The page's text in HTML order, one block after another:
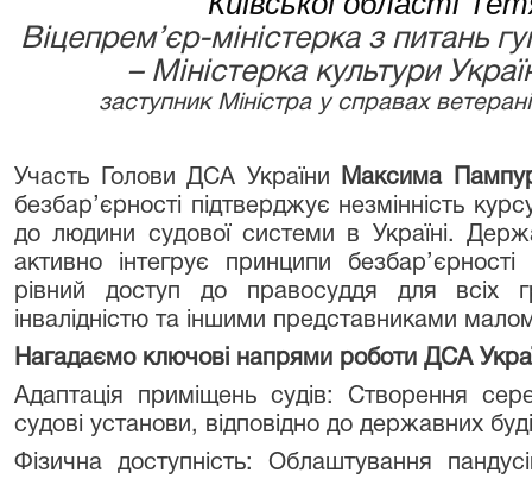
Віцепрем’єр-міністерка з питань
– Міністерка культури
заступник Міністра у справах
Участь Голови ДСА України
Максима
безбар’єрності підтверджує незмінність
до людини судової системи в Україні.
активно інтегрує принципи
рівний доступ до правосуддя для
інвалідністю та іншими представниками
Нагадаємо ключові напрями роботи ДСА
Адаптація приміщень судів: Створення
судові установи, відповідно до державних
Фізична доступність: Облаштування